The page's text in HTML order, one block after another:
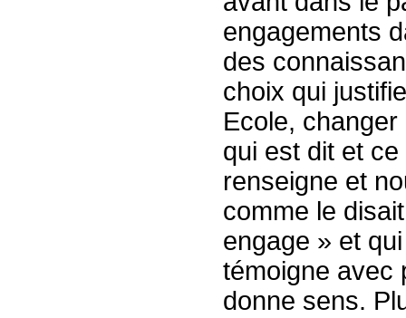
engagements
des
choix qui
Ecole,
qui est dit et ce
renseigne et
comme le
engage » et
témoigne avec
donne sens.